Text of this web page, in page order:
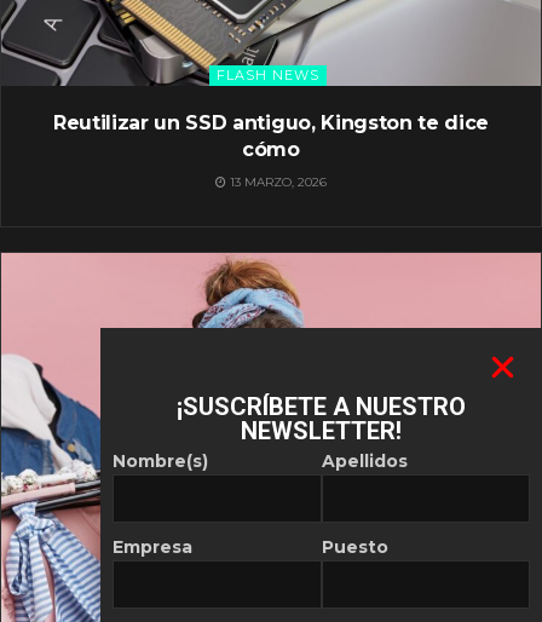
FLASH NEWS
Reutilizar un SSD antiguo, Kingston te dice
cómo
13 MARZO, 2026
¡SUSCRÍBETE A NUESTRO
NEWSLETTER!
Nombre(s)
Empresa
Apellidos
Puesto